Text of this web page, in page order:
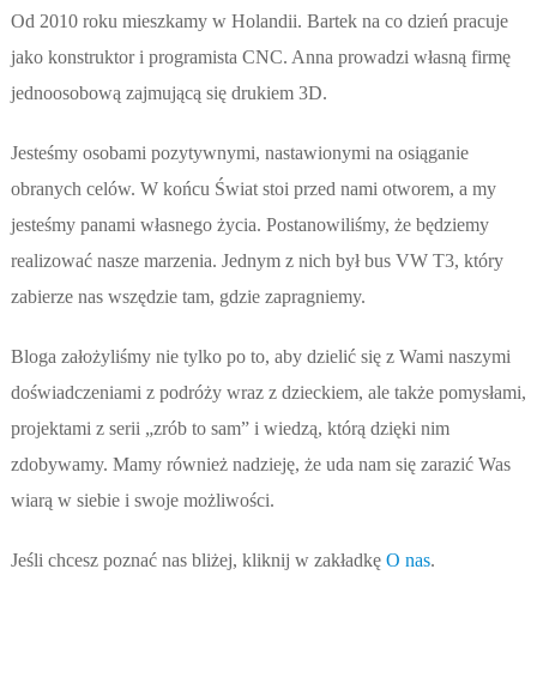
Od 2010 roku mieszkamy w Holandii. Bartek na co dzień pracuje
jako konstruktor i programista CNC. Anna prowadzi własną firmę
jednoosobową zajmującą się drukiem 3D.
Jesteśmy osobami pozytywnymi, nastawionymi na osiąganie
obranych celów. W końcu Świat stoi przed nami otworem, a my
jesteśmy panami własnego życia. Postanowiliśmy, że będziemy
realizować nasze marzenia. Jednym z nich był bus VW T3, który
zabierze nas wszędzie tam, gdzie zapragniemy.
Bloga założyliśmy nie tylko po to, aby dzielić się z Wami naszymi
doświadczeniami z podróży wraz z dzieckiem, ale także pomysłami,
projektami z serii „zrób to sam” i wiedzą, którą dzięki nim
zdobywamy. Mamy również nadzieję, że uda nam się zarazić Was
wiarą w siebie i swoje możliwości.
Jeśli chcesz poznać nas bliżej, kliknij w zakładkę O nas.